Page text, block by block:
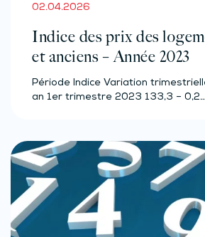
02.04.2026
Indice des prix des
et anciens – Année 2023
Période Indice Variation
an 1er trimestre 2023 133,3 – 0,2…